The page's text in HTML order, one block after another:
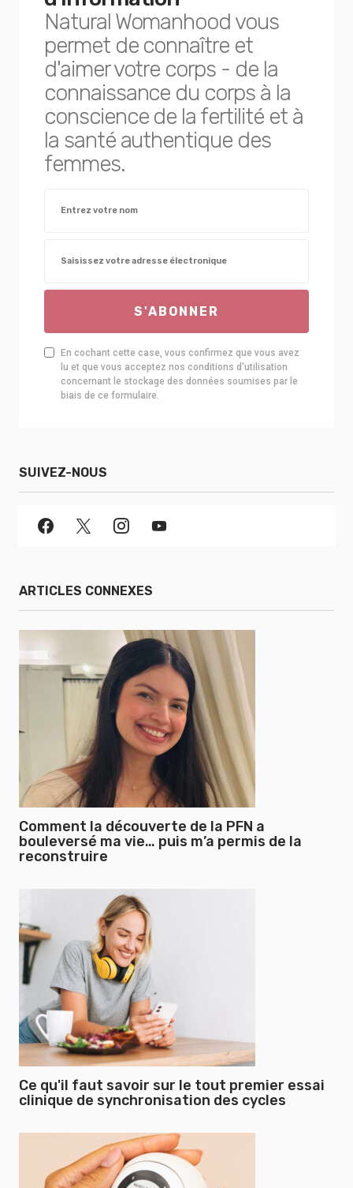
Natural Womanhood vous
permet de connaître et
d'aimer votre corps - de la
connaissance du corps à la
conscience de la fertilité et à
la santé authentique des
femmes.
S'ABONNER
En cochant cette case, vous confirmez que vous avez
lu et que vous acceptez nos conditions d'utilisation
concernant le stockage des données soumises par le
biais de ce formulaire.
SUIVEZ-NOUS
ARTICLES CONNEXES
Comment la découverte de la PFN a
bouleversé ma vie… puis m’a permis de la
reconstruire
Ce qu'il faut savoir sur le tout premier essai
clinique de synchronisation des cycles